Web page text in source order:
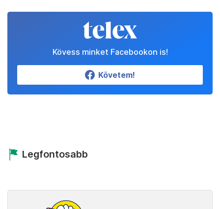
Kövess minket Facebookon is!
Követem!
Legfontosabb